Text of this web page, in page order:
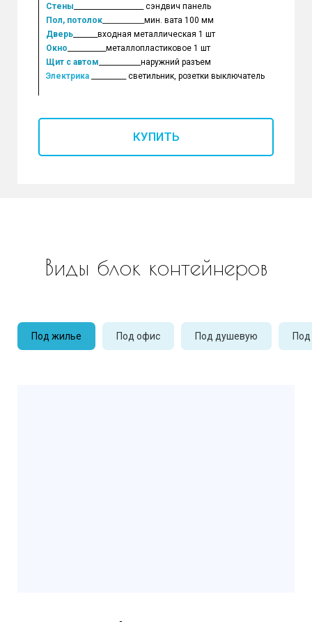
Стены ____________________ сэндвич панель
Пол, потолок____________ мин. вата 100 мм
Дверь_______входная металлическая 1 шт
Окно ___________металлопластиковое 1 шт
Щит с автом ____________наружний разъем
Электрика__________ светильник, розетки выключатель
КУПИТЬ
Виды блок контейнеров
Под жилье Под офис Под душевую Под